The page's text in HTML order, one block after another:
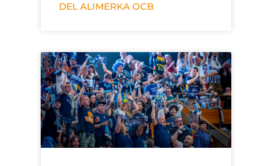
DEL ALIMERKA OCB